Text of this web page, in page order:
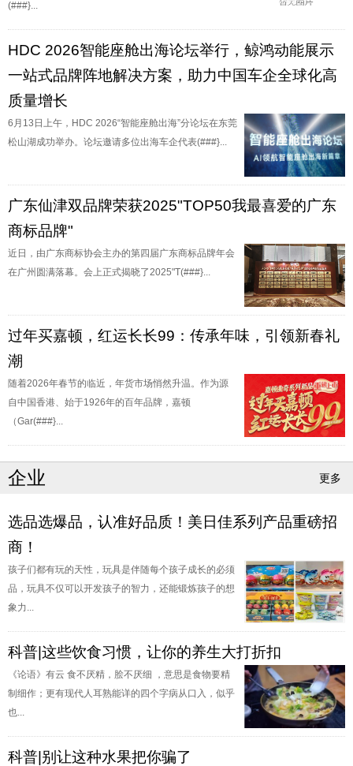
(###}...
HDC 2026智能座舱出海论坛举行，鲸鸿动能展示
一站式品牌阵地解决方案，助力中国车企全球化高
质量增长
6月13日上午，HDC 2026“智能座舱出海”分论坛在东莞
松山湖成功举办。论坛邀请多位出海车企代表(###}...
广东仙津双品牌荣获2025"TOP50我最喜爱的广东
商标品牌"
近日，由广东商标协会主办的第四届广东商标品牌年会
在广州圆满落幕。会上正式揭晓了2025"T(###}...
过年买嘉顿，红运长长99：传承年味，引领新春礼
潮
随着2026年春节的临近，年货市场悄然升温。作为源
自中国香港、始于1926年的百年品牌，嘉顿
（Gar(###}...
企业 更多
选品选爆品，认准好品质！美日佳系列产品重磅招
商！
孩子们都有玩的天性，玩具是伴随每个孩子成长的必须
品，玩具不仅可以开发孩子的智力，还能锻炼孩子的想
象力...
科普|这些饮食习惯，让你的养生大打折扣
《论语》有云 食不厌精，脍不厌细 ，意思是食物要精
制细作；更有现代人耳熟能详的四个字病从口入，似乎
也...
科普|别让这种水果把你骗了